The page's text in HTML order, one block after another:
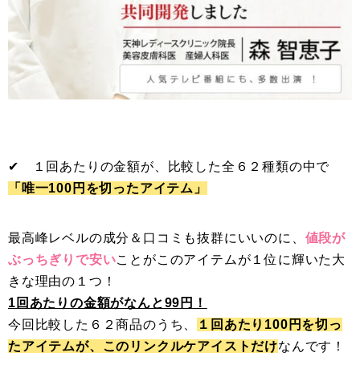
✔︎ １回あたりの金額が、比較した全６２種類の中で
「唯一100円を切ったアイテム」
最高峰レベルの成分＆口コミも抜群にいいのに、 値段が
ぶっちぎりで安いことがこのアイテムが１位に輝いた大
きな理由の１つ！
1回あたりの金額がなんと99円！
今回比較した６２商品のうち、
１回あたり100円を切っ
たアイテムが、このリンクルケアイストだけなんです！